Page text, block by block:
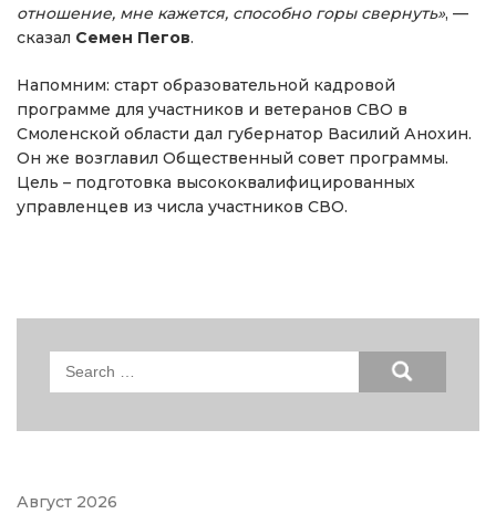
отношение, мне кажется, способно горы свернуть», —
сказал Семен Пегов.
Напомним: старт образовательной кадровой
программе для участников и ветеранов СВО в
Смоленской области дал губернатор Василий Анохин.
Он же возглавил Общественный совет программы.
Цель – подготовка высококвалифицированных
управленцев из числа участников СВО.
Search
Август 2026